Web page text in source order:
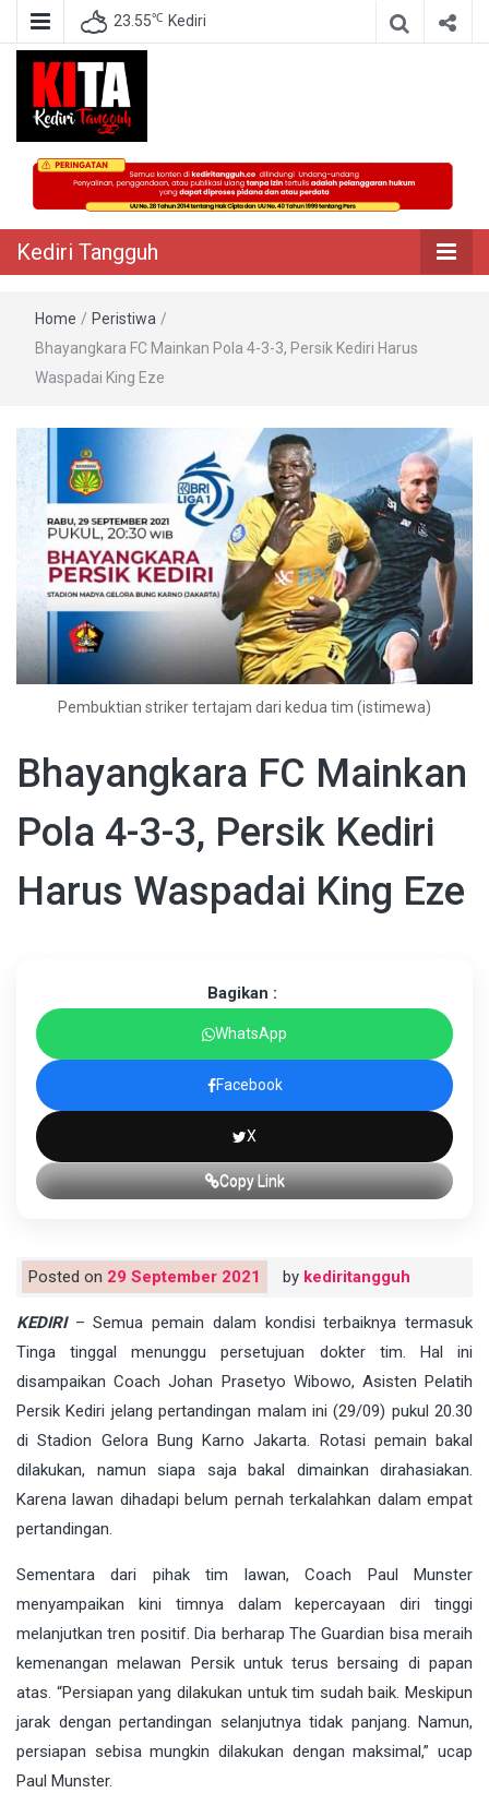
23.55℃ Kediri
Kediri Tangguh
Berita Akurat Terpercaya
Kediri Tangguh
Home / Peristiwa /
Bhayangkara FC Mainkan Pola 4-3-3, Persik Kediri Harus
Waspadai King Eze
Pembuktian striker tertajam dari kedua tim (istimewa)
Bhayangkara FC Mainkan
Pola 4-3-3, Persik Kediri
Harus Waspadai King Eze
Bagikan :
WhatsApp
Facebook
X
Copy Link
Posted on 29 September 2021 by kediritangguh
KEDIRI– Semua pemain dalam kondisi terbaiknya termasuk
Tinga tinggal menunggu persetujuan dokter tim. Hal ini
disampaikan Coach Johan Prasetyo Wibowo, Asisten Pelatih
Persik Kediri jelang pertandingan malam ini (29/09) pukul 20.30
di Stadion Gelora Bung Karno Jakarta. Rotasi pemain bakal
dilakukan, namun siapa saja bakal dimainkan dirahasiakan.
Karena lawan dihadapi belum pernah terkalahkan dalam empat
pertandingan.
Sementara dari pihak tim lawan, Coach Paul Munster
menyampaikan kini timnya dalam kepercayaan diri tinggi
melanjutkan tren positif. Dia berharap The Guardian bisa meraih
kemenangan melawan Persik untuk terus bersaing di papan
atas. “Persiapan yang dilakukan untuk tim sudah baik. Meskipun
jarak dengan pertandingan selanjutnya tidak panjang. Namun,
persiapan sebisa mungkin dilakukan dengan maksimal,” ucap
Paul Munster.